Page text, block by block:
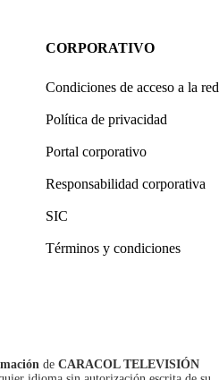
CORPORATIVO
Condiciones de acceso a la red
Política de privacidad
Portal corporativo
Responsabilidad corporativa
SIC
Términos y condiciones
de CARACOL TELEVISIÓN